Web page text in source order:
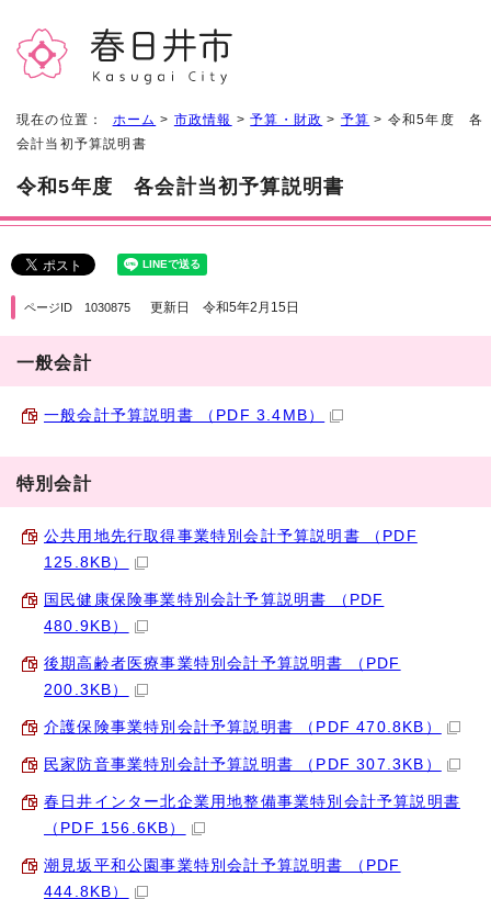
現在の位置： ホーム > 市政情報 >予算・財政 > 予算 > 令和5年度 各
会計当初予算説明書
令和5年度 各会計当初予算説明書
ページID 1030875 更新日 令和5年2月15日
一般会計
一般会計予算説明書 （PDF 3.4MB）
特別会計
公共用地先行取得事業特別会計予算説明書 （PDF
125.8KB）
国民健康保険事業特別会計予算説明書 （PDF
480.9KB）
後期高齢者医療事業特別会計予算説明書 （PDF
200.3KB）
介護保険事業特別会計予算説明書 （PDF 470.8KB）
民家防音事業特別会計予算説明書 （PDF 307.3KB）
春日井インター北企業用地整備事業特別会計予算説明書
（PDF 156.6KB）
潮見坂平和公園事業特別会計予算説明書 （PDF
444.8KB）